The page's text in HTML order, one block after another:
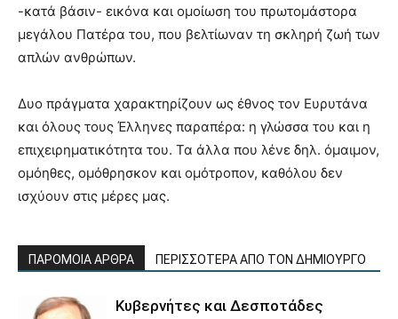
-κατά βάσιν- εικόνα και ομοίωση του πρωτομάστορα
μεγάλου Πατέρα του, που βελτίωναν τη σκληρή ζωή των
απλών ανθρώπων.
Δυο πράγματα χαρακτηρίζουν ως έθνος τον Ευρυτάνα
και όλους τους Έλληνες παραπέρα: η γλώσσα του και η
επιχειρηματικότητα του. Τα άλλα που λένε δηλ. όμαιμον,
ομόηθες, ομόθρησκον και ομότροπον, καθόλου δεν
ισχύουν στις μέρες μας.
ΠΑΡΟΜΟΙΑ ΑΡΘΡΑ ΠΕΡΙΣΣΟΤΕΡΑ ΑΠΟ ΤΟΝ ΔΗΜΙΟΥΡΓΟ
Κυβερνήτες και Δεσποτάδες